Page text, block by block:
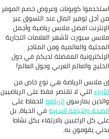
كوبونات وعروض خصم الموفر
أجل توفير المال عند التسوق عبر
افضل ملابس رياضية وأجمل
سبورت لأشهر العلامات التجارية
والعالمية ومن المتاجر
المفضلة لديكم في دول
والعالم العربي وحول العالم!
ملابس الرياضة هي نوع خاص من
التي لا تقتصر فقط على الرياضيين
يمارسونالرياضةللحفاظ على
واللياقة البدنيةفي الحياة، بل
كل الراغبين بالارتقاء بكل نشاط
يقومون به.